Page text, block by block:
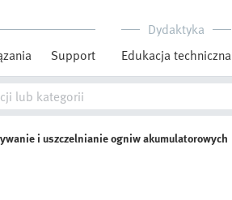
Support
Dydaktyka
Edukacja techniczna
i uszczelnianie ogniw akumulatorowych